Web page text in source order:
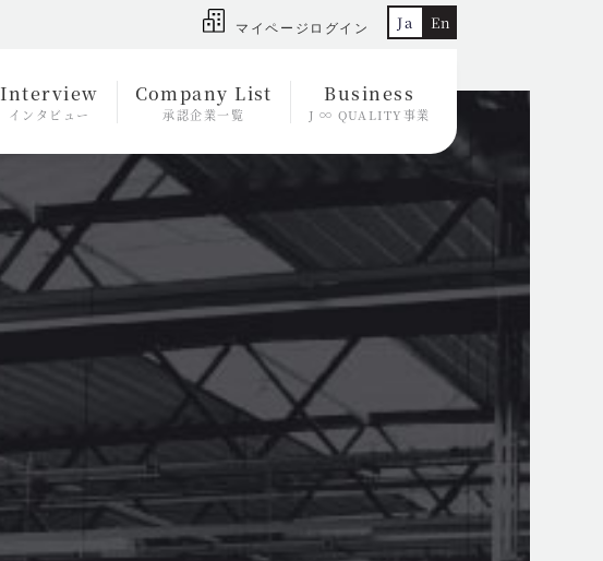
マイページログイン
Interview
インタビュー
Company List
承認企業一覧
Business
J ∞ QUALITY事業
Ja En